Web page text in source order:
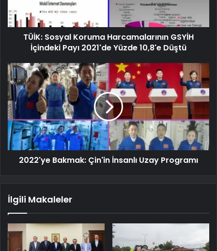
TÜİK: Sosyal Koruma Harcamalarının GSYİH
İçindeki Payı 2021'de Yüzde 10,8'e Düştü
2022'ye Bakmak: Çin'in İnsanlı Uzay Programı
İlgili Makaleler